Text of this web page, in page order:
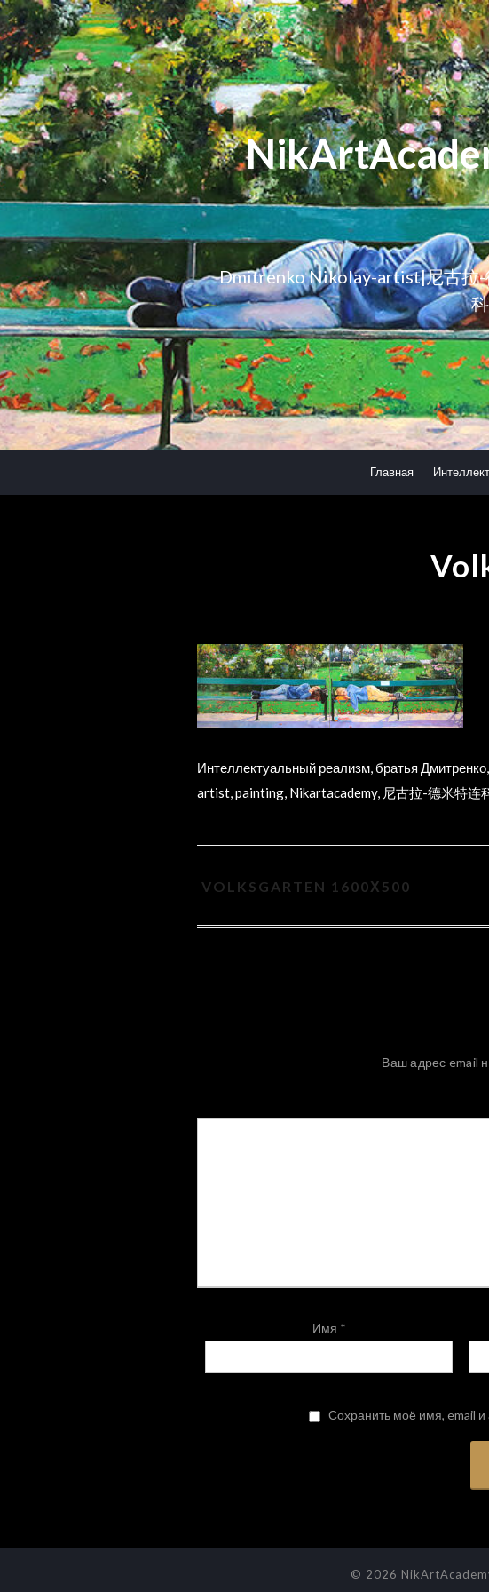
Dmitrenko Nikolay-artist|尼古拉
Главная
Интеллектуальный реализм, братья
artist, painting, Nikartacademy, 尼古拉-德米特连
VOLKSGARTEN 1600Х500
Ваш адрес email
Имя *
Сохранить моё имя, email
© 2026